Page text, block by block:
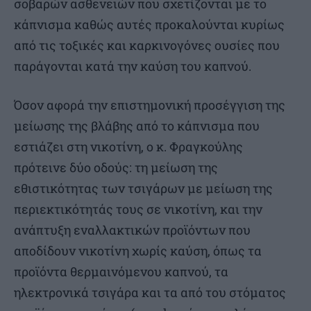
σοβαρών ασθενειών που σχετίζονται με το
κάπνισμα καθώς αυτές προκαλούνται κυρίως
από τις τοξικές και καρκινογόνες ουσίες που
παράγονται κατά την καύση του καπνού.
Όσον αφορά την επιστημονική προσέγγιση της
μείωσης της βλάβης από το κάπνισμα που
εστιάζει στη νικοτίνη, ο κ. Φραγκούλης
πρότεινε δύο οδούς: τη μείωση της
εθιστικότητας των τσιγάρων με μείωση της
περιεκτικότητάς τους σε νικοτίνη, και την
ανάπτυξη εναλλακτικών προϊόντων που
αποδίδουν νικοτίνη χωρίς καύση, όπως τα
προϊόντα θερμαινόμενου καπνού, τα
ηλεκτρονικά τσιγάρα και τα από του στόματος